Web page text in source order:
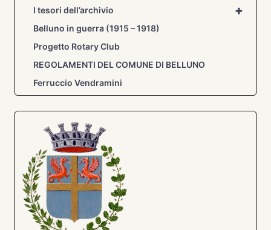
+
I tesori dell’archivio
Belluno in guerra (1915 – 1918)
Progetto Rotary Club
REGOLAMENTI DEL COMUNE DI BELLUNO
Ferruccio Vendramini